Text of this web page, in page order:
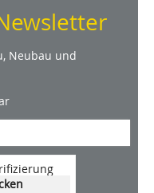
Neubau und